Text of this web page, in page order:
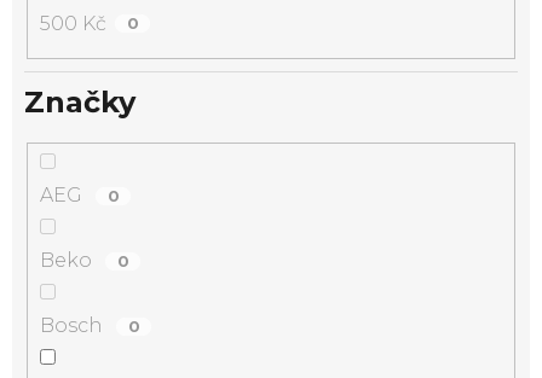
500 Kč 0
Značky
AEG 0
Beko 0
Bosch 0